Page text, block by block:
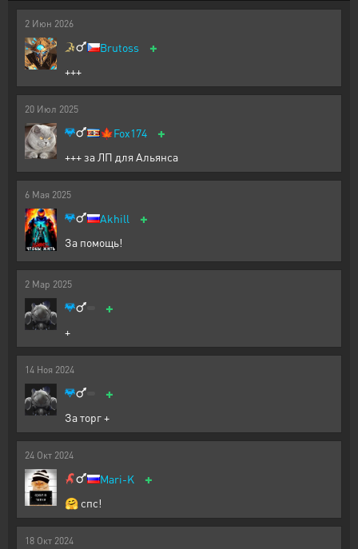
2 Июн 2026
Brutoss +
+++
20 Июл 2025
🍁Fox174 +
+++ за ЛП для Альянса
6 Мая 2025
Akhill +
За помощь!
2 Мар 2025
+
+
14 Ноя 2024
+
За торг +
24 Окт 2024
Mari-K +
🤗 спс!
18 Окт 2024